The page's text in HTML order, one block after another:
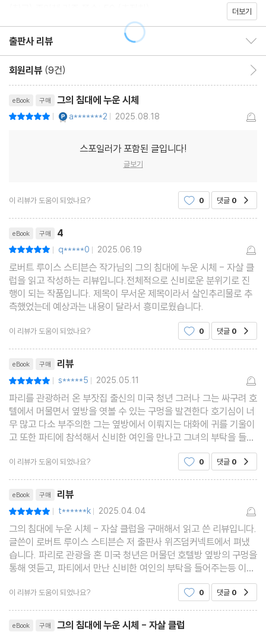
더보기
출판사 리뷰
회원리뷰 (9건)
eBook 구매 그의 침대에 누운 시체
| a*******2 | 2025.08.18
스포일러가 포함된 글입니다!
글보기
이 리뷰가 도움이 되었나요? 0 댓글 0
eBook 구매 4
| q*****0 | 2025.06.19
로버트 루이스 스티븐슨 작가님의 그의 침대에 누운 시체 - 자살 클
럽을 읽고 작성하는 리뷰입니다.전체적으로 신비로운 분위기로 진
행이 되는 작품입니다. 제목이 무서운 제목이라서 살인추리물로 추
측했었는데 예상과는 내용이 달라서 흥미로웠습니다.
이 리뷰가 도움이 되었나요? 0 댓글 0
eBook 구매 리뷰
| s*****5 | 2025.05.11
파리를 관광하러 온 부잣집 출신의 미국 청년 그러나 그는 싸구려 호
텔에서 머물면서 옆방을 엿볼 수 있는 구멍을 발견한다 호기심이 너
무 많고 다소 부주의한 그는 옆방에서 이뤄지는 대화에 귀를 기울이
고 또한 파티에 참석해서 신비한 여인을 만나고 그녀의 부탁을 들어
주기로 하는 등 점점 이상한 사건에 연루되기 시작한다
이 리뷰가 도움이 되었나요? 0 댓글 0
eBook 구매 리뷰
| t******k | 2025.04.04
그의 침대에 누운 시체 - 자살 클럽을 구매해서 읽고 쓴 리뷰입니다.
글쓴이 로버트 루이스 스티븐슨 저 출판사 위즈덤커넥트에서 펴냈
습니다. 파리로 관광을 혼 미국 청년은 머물던 호텔방 옆방의 구멍을
통해 엿듣고, 파티에서 만난 신비한 여인의 부탁을 들어주는등 이상
한 일을 겪게 되는데.흥미로운 스토리 였습니다
이 리뷰가 도움이 되었나요? 0 댓글 0
eBook 구매 그의 침대에 누운 시체 - 자살 클럽